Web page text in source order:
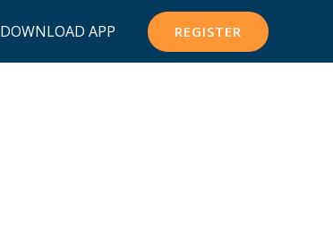
DOWNLOAD APP REGISTER